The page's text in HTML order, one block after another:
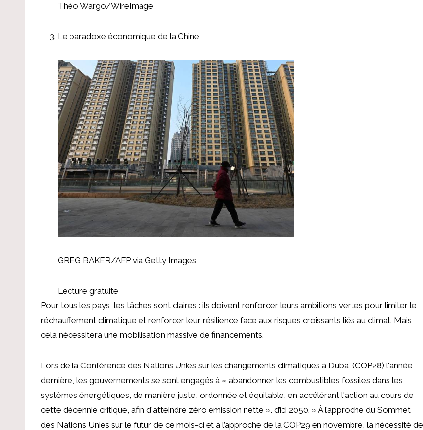
Théo Wargo/WireImage
Le paradoxe économique de la Chine
GREG BAKER/AFP via Getty Images
Lecture gratuite
Pour tous les pays, les tâches sont claires : ils doivent renforcer leurs ambitions vertes pour limiter le
réchauffement climatique et renforcer leur résilience face aux risques croissants liés au climat. Mais
cela nécessitera une mobilisation massive de financements.
Lors de la Conférence des Nations Unies sur les changements climatiques à Dubaï (COP28) l'année
dernière, les gouvernements se sont engagés à « abandonner les combustibles fossiles dans les
systèmes énergétiques, de manière juste, ordonnée et équitable, en accélérant l'action au cours de
cette décennie critique, afin d'atteindre zéro émission nette ». d’ici 2050. » À l’approche du Sommet
des Nations Unies sur le futur de ce mois-ci et à l’approche de la COP29 en novembre, la nécessité de